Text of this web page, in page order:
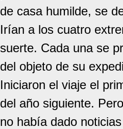
de casa humilde, se
Irían a los cuatro
suerte. Cada una se
del objeto de su
Iniciaron el viaje el
del año siguiente.
no había dado